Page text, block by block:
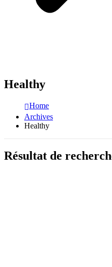
Healthy
Home
Archives
Healthy
Résultat de